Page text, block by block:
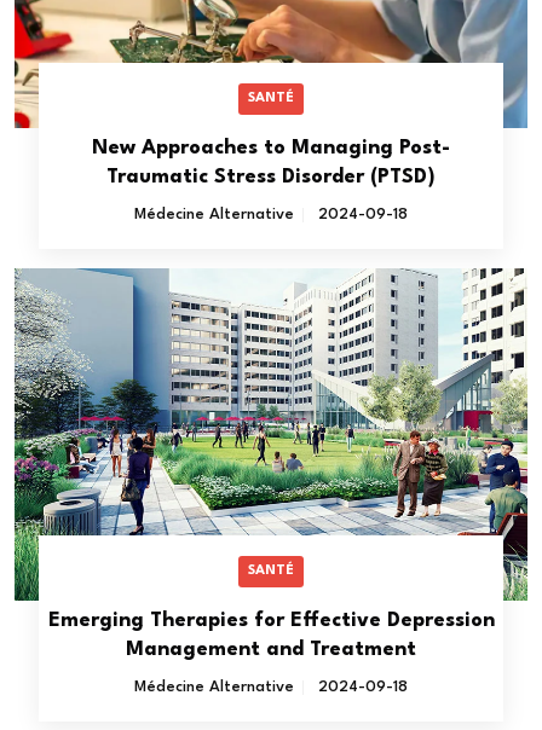
SANTÉ
New Approaches to Managing Post-
Traumatic Stress Disorder (PTSD)
Médecine Alternative 2024-09-18
SANTÉ
Emerging Therapies for Effective Depression
Management and Treatment
Médecine Alternative 2024-09-18